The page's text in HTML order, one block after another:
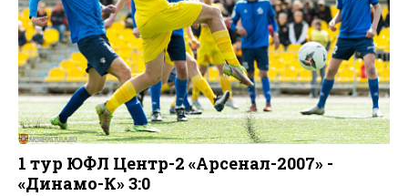
1 тур ЮФЛ Центр-2 «Арсенал-2007» -
«Динамо-К» 3:0